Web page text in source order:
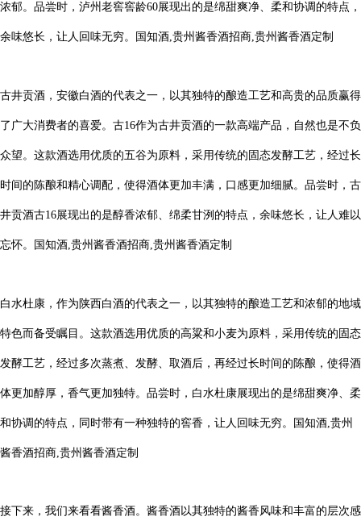
浓郁。品尝时，泸州老窖窖龄60展现出的是绵甜爽净、柔和协调的特点，
余味悠长，让人回味无穷。国知酒,贵州酱香酒招商,贵州酱香酒定制
古井贡酒，安徽白酒的代表之一，以其独特的酿造工艺和高贵的品质赢得
了广大消费者的喜爱。古16作为古井贡酒的一款高端产品，自然也是不负
众望。这款酒选用优质的五谷为原料，采用传统的固态发酵工艺，经过长
时间的陈酿和精心调配，使得酒体更加丰满，口感更加细腻。品尝时，古
井贡酒古16展现出的是醇香浓郁、绵柔甘洌的特点，余味悠长，让人难以
忘怀。国知酒,贵州酱香酒招商,贵州酱香酒定制
白水杜康，作为陕西白酒的代表之一，以其独特的酿造工艺和浓郁的地域
特色而备受瞩目。这款酒选用优质的高粱和小麦为原料，采用传统的固态
发酵工艺，经过多次蒸煮、发酵、取酒后，再经过长时间的陈酿，使得酒
体更加醇厚，香气更加独特。品尝时，白水杜康展现出的是绵甜爽净、柔
和协调的特点，同时带有一种独特的窖香，让人回味无穷。国知酒,贵州
酱香酒招商,贵州酱香酒定制
接下来，我们来看看酱香酒。酱香酒以其独特的酱香风味和丰富的层次感